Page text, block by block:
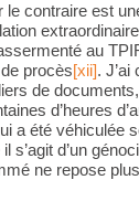
le contraire est
au
procès[xii]. J’ai
de
d’heures
a été véhiculée
s’agit d’un
ne repose